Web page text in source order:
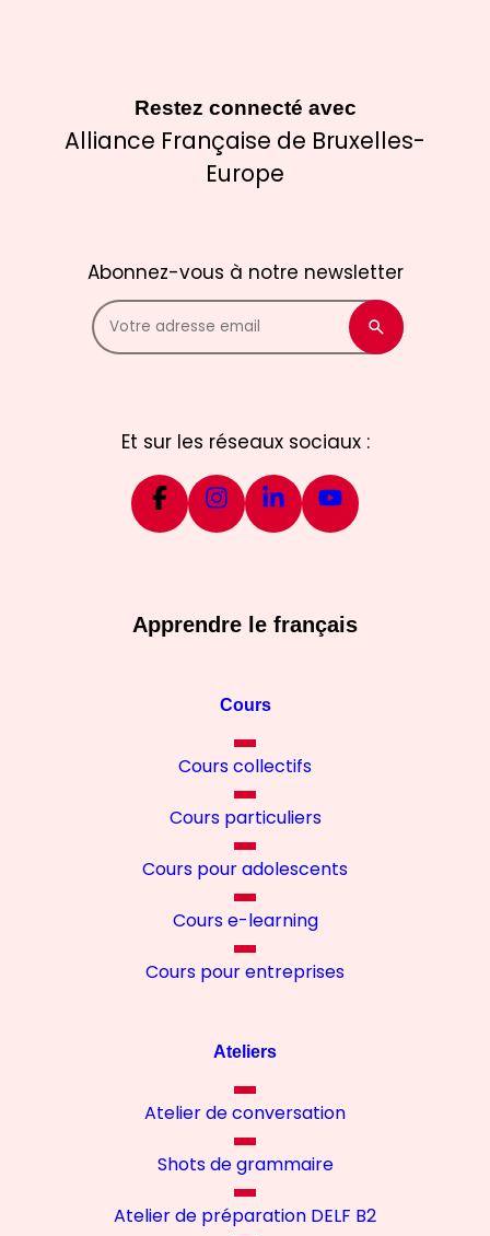
Restez connecté avec
Alliance Française de Bruxelles-
Europe
Abonnez-vous à notre newsletter
Et sur les réseaux sociaux :
Apprendre le français
Cours
Cours collectifs
Cours particuliers
Cours pour adolescents
Cours e-learning
Cours pour entreprises
Ateliers
Atelier de conversation
Shots de grammaire
Atelier de préparation DELF B2